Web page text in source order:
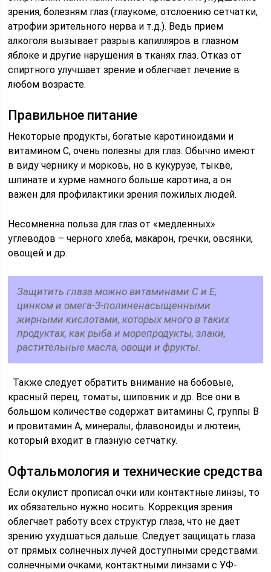
зрения, болезням глаз (глаукоме, отслоению сетчатки,
атрофии зрительного нерва и т.д.). Ведь прием
алкоголя вызывает разрыв капилляров в глазном
яблоке и другие нарушения в тканях глаз. Отказ от
спиртного улучшает зрение и облегчает лечение в
любом возрасте.
Правильное питание
Некоторые продукты, богатые каротиноидами и
витамином С, очень полезны для глаз. Обычно имеют
в виду чернику и морковь, но в кукурузе, тыкве,
шпинате и хурме намного больше каротина, а он
важен для профилактики зрения пожилых людей.
Несомненна польза для глаз от «медленных»
углеводов – черного хлеба, макарон, гречки, овсянки,
овощей и др.
Защитить глаза можно витаминами С и Е,
цинком и омега-3-полиненасыщенными
жирными кислотами, которых много в таких
продуктах, как рыба и морепродукты, злаки,
растительные масла, овощи и фрукты.
Также следует обратить внимание на бобовые,
красный перец, томаты, шиповник и др. Все они в
большом количестве содержат витамины С, группы В
и провитамин А, минералы, флавоноиды и лютеин,
который входит в глазную сетчатку.
Офтальмология и технические средства
Если окулист прописал очки или контактные линзы, то
их обязательно нужно носить. Коррекция зрения
облегчает работу всех структур глаза, что не дает
зрению ухудшаться дальше. Следует защищать глаза
от прямых солнечных лучей доступными средствами:
солнечными очками, контактными линзами с УФ-